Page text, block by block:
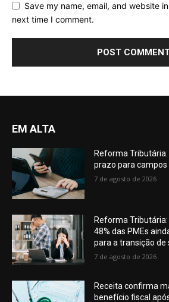
Save my name, email, and website
next time I comment.
EM ALTA
Reforma
prazo para campos
7 de agosto de 2026
Reforma
48% das PMEs
para a transição de
7 de agosto de 2026
Receita confirma
benefício fiscal